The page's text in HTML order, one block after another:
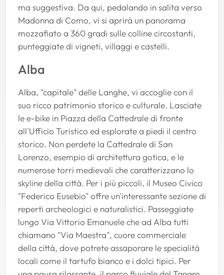
ma suggestiva. Da qui, pedalando in salita verso
Madonna di Como, vi si aprirà un panorama
mozzafiato a 360 gradi sulle colline circostanti,
punteggiate di vigneti, villaggi e castelli.
Alba
Alba, "capitale" delle Langhe, vi accoglie con il
suo ricco patrimonio storico e culturale. Lasciate
le e-bike in Piazza della Cattedrale di fronte
all'Ufficio Turistico ed esplorate a piedi il centro
storico. Non perdete la Cattedrale di San
Lorenzo, esempio di architettura gotica, e le
numerose torri medievali che caratterizzano lo
skyline della città. Per i più piccoli, il Museo Civico
"Federico Eusebio" offre un'interessante sezione di
reperti archeologici e naturalistici. Passeggiate
lungo Via Vittorio Emanuele che ad Alba tutti
chiamano "Via Maestra", cuore commerciale
della città, dove potrete assaporare le specialità
locali come il tartufo bianco e i dolci tipici. Per